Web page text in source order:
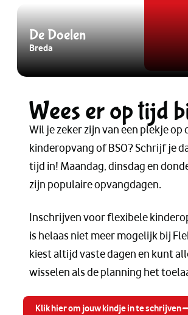
De Doelen
Breda
Wees er op tijd
Wil je zeker zijn van een plekje op
kinderopvang of BSO? Schrijf je
tijd in! Maandag, dinsdag en
zijn populaire opvangdagen.
Inschrijven voor flexibele
is helaas niet meer mogelijk bij
kiest altijd vaste dagen en kunt
wisselen als de planning het
Klik hier om jouw kindje in te schrijven